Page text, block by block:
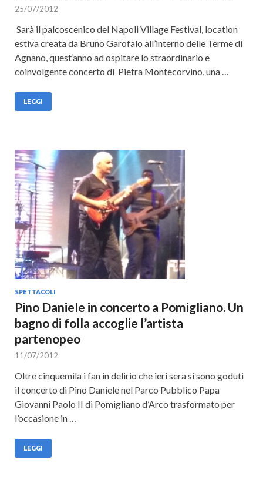
25/07/2012
Sarà il palcoscenico del Napoli Village Festival, location
estiva creata da Bruno Garofalo all’interno delle Terme di
Agnano, quest’anno ad ospitare lo straordinario e
coinvolgente concerto di Pietra Montecorvino, una …
LEGGI
SPETTACOLI
Pino Daniele in concerto a Pomigliano. Un
bagno di folla accoglie l’artista
partenopeo
11/07/2012
Oltre cinquemila i fan in delirio che ieri sera si sono goduti
il concerto di Pino Daniele nel Parco Pubblico Papa
Giovanni Paolo II di Pomigliano d’Arco trasformato per
l’occasione in …
LEGGI